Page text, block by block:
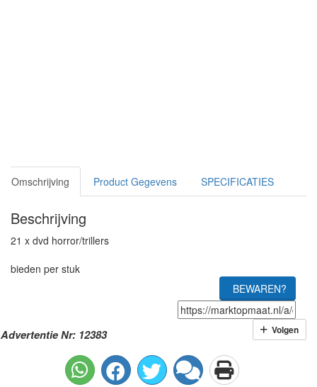
Omschrijving Product Gegevens SPECIFICATIES
Beschrijving
21 x dvd horror/trillers
bieden per stuk
BEWAREN?
Advertentie Nr: 12383 Volgen